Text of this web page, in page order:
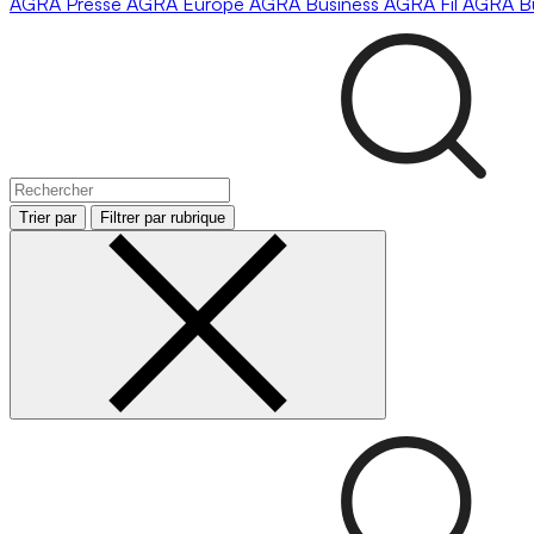
Trier par Filtrer par rubrique